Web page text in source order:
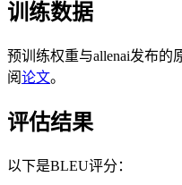
训练数据
预训练权重与allenai发布
阅论文。
评估结果
以下是BLEU评分：